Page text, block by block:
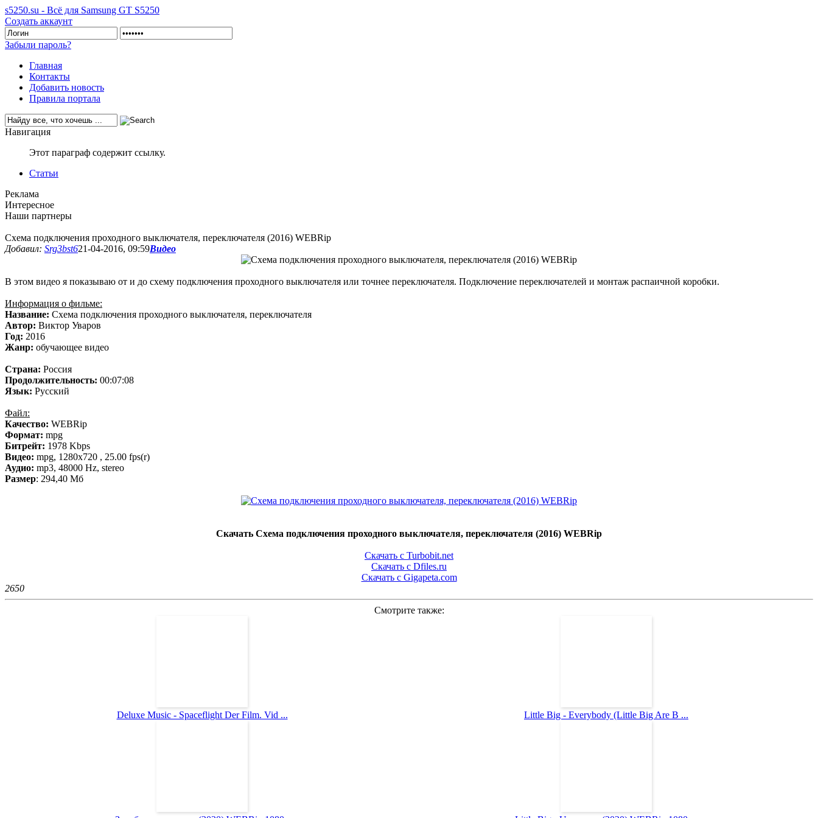
s5250.su - Всё для Samsung GT S5250
Создать аккаунт
Забыли пароль?
Главная
Контакты
Добавить новость
Правила портала
Навигация
Этот параграф содержит ссылку.
Статьи
Реклама
Интересное
Наши партнеры
Схема подключения проходного выключателя, переключателя (2016) WEBRip
Добавил: Srg3bst621-04-2016, 09:59Видео
В этом видео я показываю от и до схему подключения проходного выключателя или точнее переключателя. Подключение переключателей и монтаж распаичной коробки.
Информация о фильме:
Название: Схема подключения проходного выключателя, переключателя
Автор: Виктор Уваров
Год: 2016
Жанр: обучающее видео
Страна: Россия
Продолжительность: 00:07:08
Язык: Русский
Файл:
Качество: WEBRip
Формат: mpg
Битрейт: 1978 Kbps
Видео: mpg, 1280х720 , 25.00 fps(r)
Аудио: mp3, 48000 Hz, stereo
Размер: 294,40 Мб
Скачать Схема подключения проходного выключателя, переключателя (2016) WEBRip
Скачать с Turbobit.net
Скачать с Dfiles.ru
Скачать с Gigapeta.com
2650
Смотрите также:
Deluxe Music - Spaceflight Der Film. Vid ... Little Big - Everybody (Little Big Are B ...